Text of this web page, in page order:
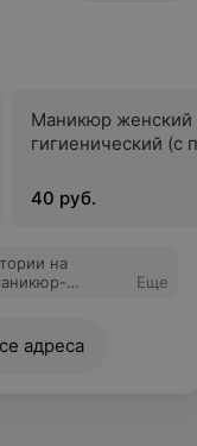
Маникюр женский
гигиенический (с
40 руб.
на
за
Еще
адреса